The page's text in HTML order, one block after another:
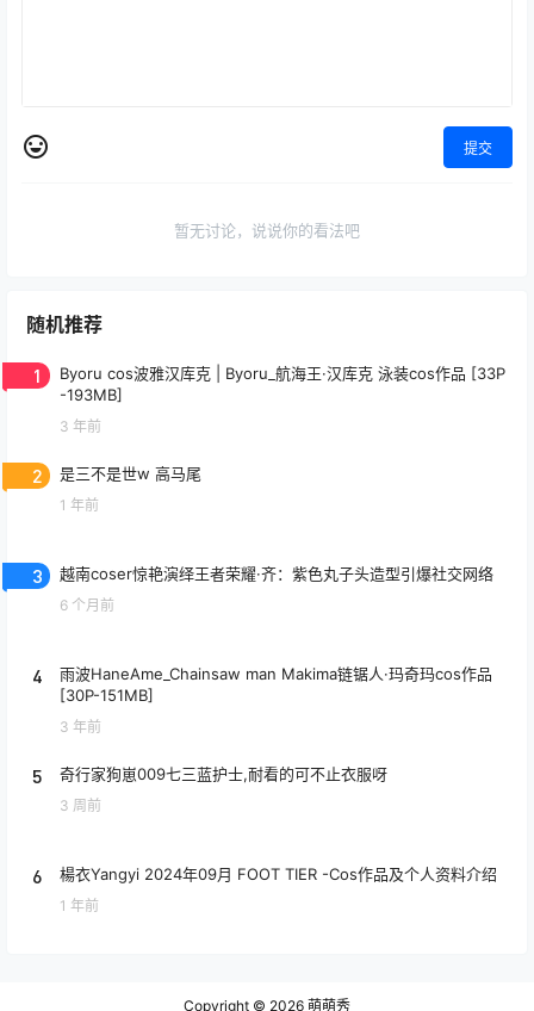
提交
暂无讨论，说说你的看法吧
随机推荐
1
Byoru cos波雅汉库克 | Byoru_航海王·汉库克 泳装cos作品 [33P
-193MB]
3 年前
2 是三不是世w 高马尾
1 年前
3 越南coser惊艳演绎王者荣耀·齐：紫色丸子头造型引爆社交网络
6 个月前
4
雨波HaneAme_Chainsaw man Makima链锯人·玛奇玛cos作品
[30P-151MB]
3 年前
5 奇行家狗崽009七三蓝护士,耐看的可不止衣服呀
3 周前
6 楊衣Yangyi 2024年09月 FOOT TIER -Cos作品及个人资料介绍
1 年前
Copyright © 2026 萌萌秀